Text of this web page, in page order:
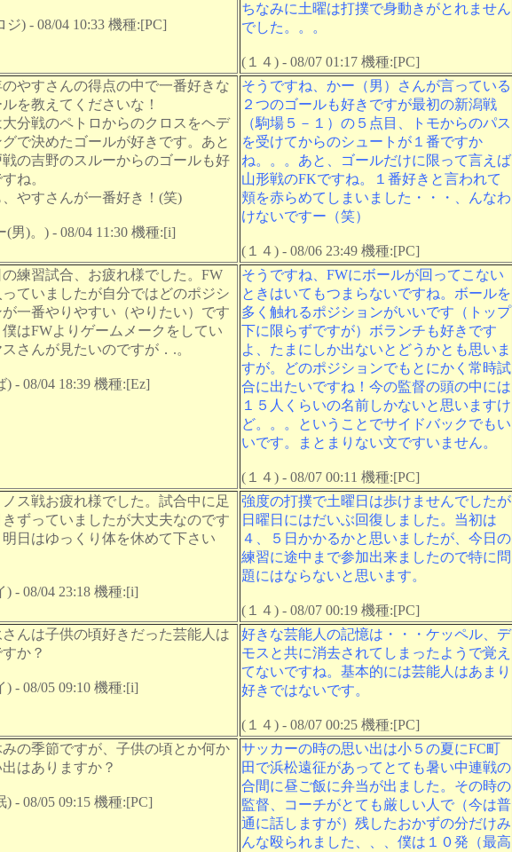
ジ) - 08/04 10:33 機種:[PC]
ちなみに土曜は打撲で身動きがとれません
でした。。。
(１４) - 08/07 01:17 機種:[PC]
やすさんの得点の中で一番好きな
ルを教えてくださいな！
分戦のペトロからのクロスをヘデ
グで決めたゴールが好きです。あと
戦の吉野のスルーからのゴールも好
ね。
、やすさんが一番好き！(笑)
(男)。) - 08/04 11:30 機種:[i]
そうですね、かー（男）さんが言っている
２つのゴールも好きですが最初の新潟戦
（駒場５－１）の５点目、トモからのパス
を受けてからのシュートが１番ですか
ね。。。あと、ゴールだけに限って言えば
山形戦のFKですね。１番好きと言われて
頬を赤らめてしまいました・・・、んなわ
けないですー（笑）
(１４) - 08/06 23:49 機種:[PC]
練習試合、お疲れ様でした。FW
っていましたが自分ではどのポジシ
が一番やりやすい（やりたい）です
はFWよりゲームメークをしてい
スさんが見たいのですが．.。
) - 08/04 18:39 機種:[Ez]
そうですね、FWにボールが回ってこない
ときはいてもつまらないですね。ボールを
多く触れるポジションがいいです（トップ
下に限らずですが）ボランチも好きです
よ、たまにしか出ないとどうかとも思いま
すが。どのポジションでもとにかく常時試
合に出たいですね！今の監督の頭の中には
１５人くらいの名前しかないと思いますけ
ど。。。ということでサイドバックでもい
いです。まとまりない文ですいません。
(１４) - 08/07 00:11 機種:[PC]
ノス戦お疲れ様でした。試合中に足
きずっていましたが大丈夫なのです
日はゆっくり体を休めて下さい
) - 08/04 23:18 機種:[i]
強度の打撲で土曜日は歩けませんでしたが
日曜日にはだいぶ回復しました。当初は
４、５日かかるかと思いましたが、今日の
練習に途中まで参加出来ましたので特に問
題にはならないと思います。
(１４) - 08/07 00:19 機種:[PC]
んは子供の頃好きだった芸能人は
か？
) - 08/05 09:10 機種:[i]
好きな芸能人の記憶は・・・ケッペル、デ
モスと共に消去されてしまったようで覚え
てないですね。基本的には芸能人はあまり
好きではないです。
(１４) - 08/07 00:25 機種:[PC]
みの季節ですが、子供の頃とか何か
はありますか？
) - 08/05 09:15 機種:[PC]
サッカーの時の思い出は小５の夏にFC町
田で浜松遠征があってとても暑い中連戦の
合間に昼ご飯に弁当が出ました。その時の
監督、コーチがとても厳しい人で（今は普
通に話しますが）残したおかずの分だけみ
んな殴られました、、、僕は１０発（最高